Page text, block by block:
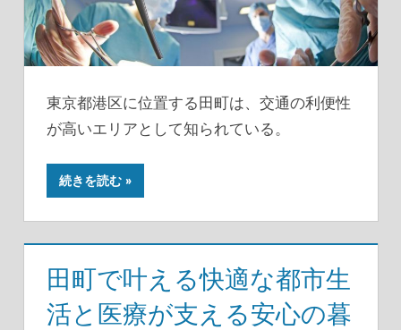
東京都港区に位置する田町は、交通の利便性
が高いエリアとして知られている。
続きを読む
田町で叶える快適な都市生
活と医療が支える安心の暮